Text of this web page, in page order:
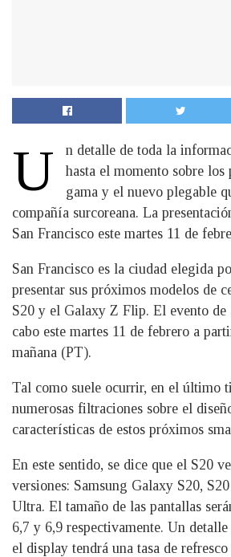
U
n detalle de toda la
hasta el momento sobre
gama y el nuevo plegable
compañía surcoreana. La
San Francisco este martes 11 de
San Francisco es la ciudad elegida
presentar sus próximos modelos de
S20 y el Galaxy Z Flip. El evento de
cabo este martes 11 de febrero a
mañana (PT).
Tal como suele ocurrir, en el último
numerosas filtraciones sobre el
características de estos próximos
En este sentido, se dice que el S20
versiones: Samsung Galaxy S20,
Ultra. El tamaño de las pantallas
6,7 y 6,9 respectivamente. Un detalle
el display tendrá una tasa de